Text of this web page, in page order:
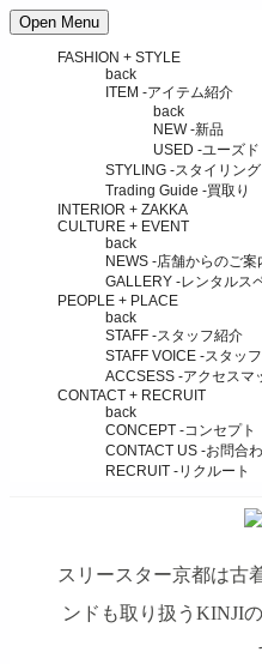
Open Menu
FASHION + STYLE
back
ITEM -アイテム紹介
back
NEW-新品
USED -ユーズド
STYLING -スタイリング
Trading Guide -買取り
INTERIOR + ZAKKA
CULTURE + EVENT
back
NEWS -店舗からのご案
GALLERY -レンタルス
PEOPLE + PLACE
back
STAFF -スタッフ紹介
STAFF VOICE -スタッ
ACCSESS -アクセスマ
CONTACT + RECRUIT
back
CONCEPT -コンセプト
CONTACT US -お問合
RECRUIT -リクルート
スリースター京都は古
ンドも取り扱うKINJI